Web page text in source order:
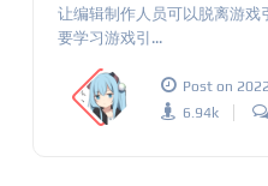
让编辑制作人员可以脱离游
要学习游戏引...
Post on
6.94k